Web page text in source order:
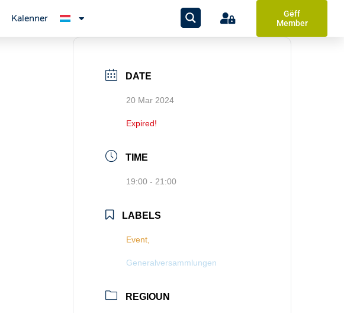
Kalenner
Gëff
Member
DATE
20 Mar 2024
Expired!
TIME
19:00 - 21:00
LABELS
Event,
Generalversammlungen
REGIOUN